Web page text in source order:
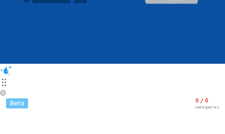
Beta 0 / 0
used queries